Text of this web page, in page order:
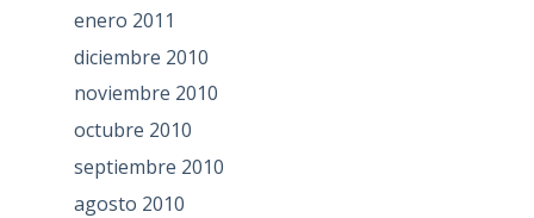
enero 2011
diciembre 2010
noviembre 2010
octubre 2010
septiembre 2010
agosto 2010